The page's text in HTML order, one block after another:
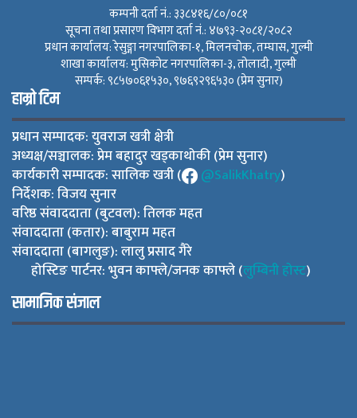
कम्पनी दर्ता नं.: ३३८४१६/८०/०८१
सूचना तथा प्रसारण विभाग दर्ता नं.: ४७९३-२०८१/२०८२
प्रधान कार्यालय: रेसुङ्गा नगरपालिका-१, मिलनचोक, तम्घास, गुल्मी
शाखा कार्यालय: मुसिकोट नगरपालिका-३, तोलादी, गुल्मी
सम्पर्क: ९८५७०६१५३०, ९७६९२९६५३० (प्रेम सुनार)
हाम्रो टिम
प्रधान सम्पादक: युवराज खत्री क्षेत्री
अध्यक्ष/सञ्चालक: प्रेम बहादुर खड्काथोकी (प्रेम सुनार)
कार्यकारी सम्पादक: सालिक खत्री (
@SalikKhatry)
निर्देशक: विजय सुनार
वरिष्ठ संवाददाता (बुटवल): तिलक महत
संवाददाता (कतार): बाबुराम महत
संवाददाता (बागलुङ): लालु प्रसाद गैरे
होस्टिङ पार्टनर: भुवन काफ्ले/जनक काफ्ले (लुम्बिनी होस्ट)
सामाजिक संजाल